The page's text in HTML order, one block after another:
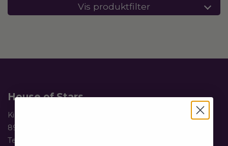
Vis produktfilter
House of Stars
Kirketorvet 6
8900 Randers C
Telefon: